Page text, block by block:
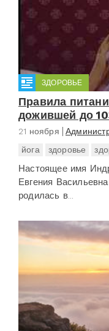
ЗДОРОВЬЕ
Правила
дожившей до
21 ноября
йога
здоровье
Настоящее имя
Евгения
родилась в...